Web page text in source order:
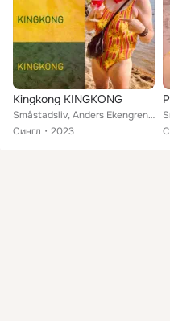
Kingkong KINGKONG
Småstadsliv, Anders Ekengren feat. Agneta Patrull
Сингл
2023